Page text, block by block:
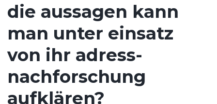
die aussagen kann
man unter einsatz
von ihr adress-
nachforschung
aufklären?